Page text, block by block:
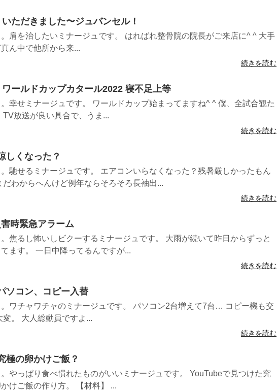
ただきました〜ジュバンセル！
。肩を治したいミナージュです。 はればれ整骨院の院長がご来店に^ ^ 大手
ん中で他所から来...
続きを読む
ワールドカップカタール2022 寝不足上等
。幸せミナージュです。 ワールドカップ始まってますね^ ^ 僕、全試合観た
TV放送が良い具合で、うま...
続きを読む
しくなった？
。馳せるミナージュです。 エアコンいらなくなった？残暑厳しかったもん
だわからへんけど例年ならそろそろ長袖出...
続きを読む
時緊急アラーム
焦るし怖いしビクーするミナージュです。 大雨が続いて昨日からずっと
ます。 一日中降ってるんですが...
続きを読む
ソコン、コピー入替
。ワチャワチャのミナージュです。 パソコン2台増えて7台… コピー機も交
。 大人総動員ですよ...
続きを読む
極の卵かけご飯？
。やっぱり食べ慣れたものがいいミナージュです。 YouTubeで見つけた究
けご飯の作り方。 【材料】 ...